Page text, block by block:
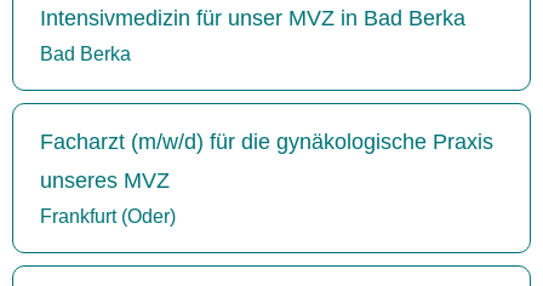
Intensivmedizin für unser MVZ in Bad Berka
Bad Berka
Facharzt (m/w/d) für die gynäkologische Praxis
unseres MVZ
Frankfurt (Oder)